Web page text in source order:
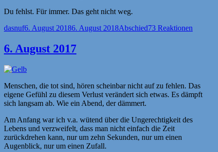
Du fehlst. Für immer. Das geht nicht weg.
Autor
dasnufVeröffentlicht
6. August 20186. August 2018Kategorien
Abschied73 Reaktionen
6. August 2017
Menschen, die tot sind, hören scheinbar nicht auf zu fehlen. Das
eigene Gefühl zu diesem Verlust verändert sich etwas. Es dämpft
sich langsam ab. Wie ein Abend, der dämmert.
Am Anfang war ich v.a. wütend über die Ungerechtigkeit des
Lebens und verzweifelt, dass man nicht einfach die Zeit
zurückdrehen kann, nur um zehn Sekunden, nur um einen
Augenblick, nur um einen Zufall.